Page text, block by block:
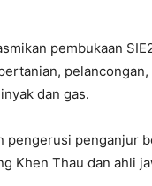
pembukaan
dan gas.
pengerusi penganjur
Khen Thau dan ahli